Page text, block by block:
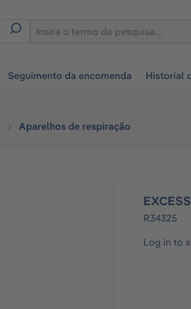
Seguimento da encomenda Historial
Aparelhos de respiração
R34325
Log in to